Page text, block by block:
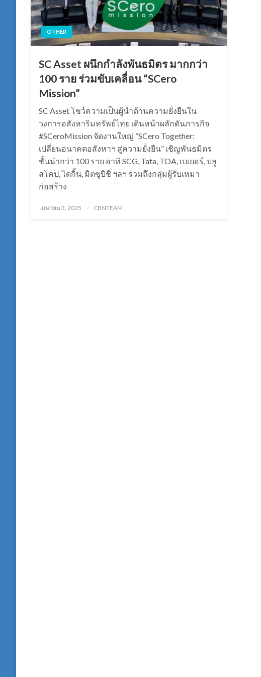
OTHER
SC Asset ผนึกกำลังพันธมิตร มากกว่า
100 ราย ร่วมขับเคลื่อน “SCero
Mission”
SC Asset โชว์ความเป็นผู้นำด้านความยั่งยืนใน
วงการอสังหาริมทรัพย์ไทย เดินหน้าผลักดันภารกิจ
#SCeroMission จัดงานใหญ่ “SCero Together:
เปลี่ยนอนาคตอสังหาฯ สู่ความยั่งยืน” เชิญพันธมิตร
ชั้นนำกว่า 100 ราย อาทิ SCG, Tata, TOA, เบเยอร์, บลู
สโคป, ไดกิ้น, มิตซูบิชิ ฯลฯ รวมถึงกลุ่มผู้รับเหมา
ก่อสร้าง
Posted
เมษายน 3, 2025 CBNTEAM